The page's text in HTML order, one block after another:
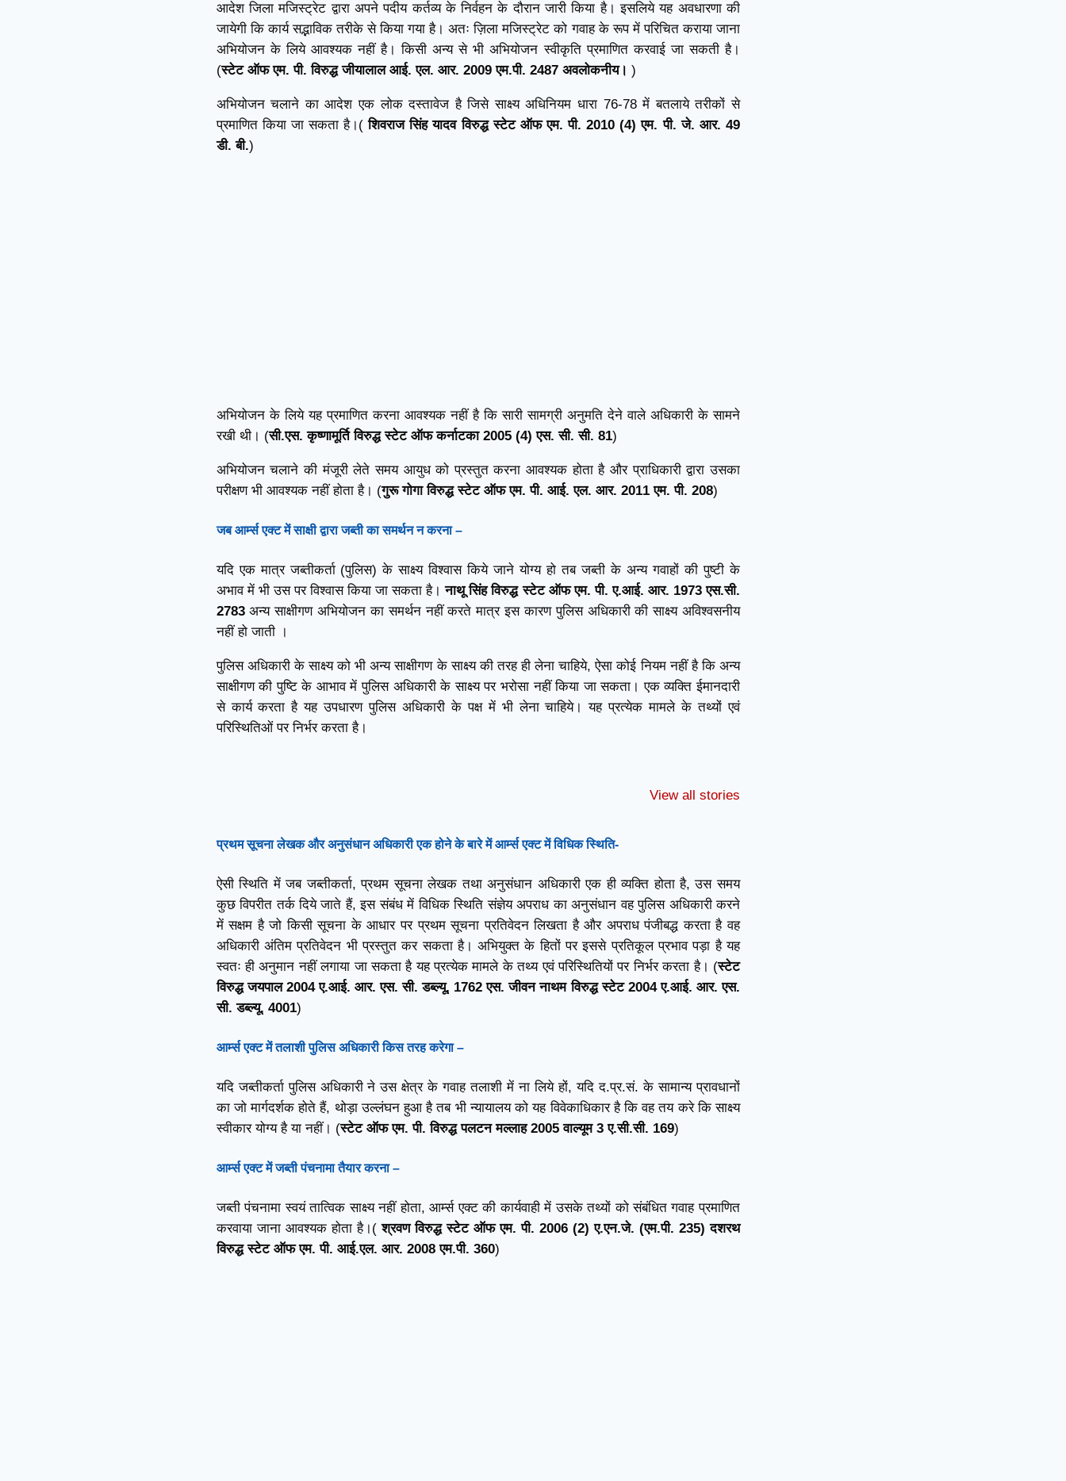
आदेश जिला मजिस्ट्रेट द्वारा अपने पदीय कर्तव्य के निर्वहन के दौरान जारी किया है। इसलिये यह अवधारणा की
जायेगी कि कार्य सद्भाविक तरीके से किया गया है। अतः ज़िला मजिस्ट्रेट को गवाह के रूप में परिचित कराया जाना
अभियोजन के लिये आवश्यक नहीं है। किसी अन्य से भी अभियोजन स्वीकृति प्रमाणित करवाई जा सकती है।
(स्टेट ऑफ एम. पी. विरुद्ध जीयालाल आई. एल. आर. 2009 एम.पी. 2487 अवलोकनीय। )
अभियोजन चलाने का आदेश एक लोक दस्तावेज है जिसे साक्ष्य अधिनियम धारा 76-78 में बतलाये तरीकों से
प्रमाणित किया जा सकता है।( शिवराज सिंह यादव विरुद्ध स्टेट ऑफ एम. पी. 2010 (4) एम. पी. जे. आर. 49
डी. बी.)
अभियोजन के लिये यह प्रमाणित करना आवश्यक नहीं है कि सारी सामग्री अनुमति देने वाले अधिकारी के सामने
रखी थी। (सी.एस. कृष्णामूर्ति विरुद्ध स्टेट ऑफ कर्नाटका 2005 (4) एस. सी. सी. 81)
अभियोजन चलाने की मंजूरी लेते समय आयुध को प्रस्तुत करना आवश्यक होता है और प्राधिकारी द्वारा उसका
परीक्षण भी आवश्यक नहीं होता है। (गुरू गोगा विरुद्ध स्टेट ऑफ एम. पी. आई. एल. आर. 2011 एम. पी. 208)
जब आर्म्स एक्ट मेंसाक्षी द्वारा जब्ती का समर्थन न करना –
यदि एक मात्र जब्तीकर्ता (पुलिस) के साक्ष्य विश्वास किये जाने योग्य हो तब जब्ती के अन्य गवाहों की पुष्टी के
अभाव में भी उस पर विश्वास किया जा सकता है।नाथू सिंह विरुद्ध स्टेट ऑफ एम. पी. ए.आई. आर. 1973 एस.सी.
2783अन्य साक्षीगण अभियोजन का समर्थन नहीं करते मात्र इस कारण पुलिस अधिकारी की साक्ष्य अविश्वसनीय
नहीं हो जाती ।
पुलिस अधिकारी के साक्ष्य को भी अन्य साक्षीगण के साक्ष्य की तरह ही लेना चाहिये, ऐसा कोई नियम नहीं है कि अन्य
साक्षीगण की पुष्टि के आभाव में पुलिस अधिकारी के साक्ष्य पर भरोसा नहीं किया जा सकता। एक व्यक्ति ईमानदारी
से कार्य करता है यह उपधारण पुलिस अधिकारी के पक्ष में भी लेना चाहिये। यह प्रत्येक मामले के तथ्यों एवं
परिस्थितिओं पर निर्भर करता है।
View all stories
क्या है ?
प्रथम सूचना लेखक और अनुसंधान अधिकारी एक होने के बारे में आर्म्स एक्ट में विधिक स्थिति-
ऐसी स्थिति में जब जब्तीकर्ता, प्रथम सूचना लेखक तथा अनुसंधान अधिकारी एक ही व्यक्ति होता है, उस समय
कुछ विपरीत तर्क दिये जाते हैं, इस संबंध में विधिक स्थिति संज्ञेय अपराध का अनुसंधान वह पुलिस अधिकारी करने
में सक्षम है जो किसी सूचना के आधार पर प्रथम सूचना प्रतिवेदन लिखता है और अपराध पंजीबद्ध करता है वह
अधिकारी अंतिम प्रतिवेदन भी प्रस्तुत कर सकता है। अभियुक्त के हितों पर इससे प्रतिकूल प्रभाव पड़ा है यह
स्वतः ही अनुमान नहीं लगाया जा सकता है यह प्रत्येक मामले के तथ्य एवं परिस्थितियों पर निर्भर करता है। (स्टेट
विरुद्ध जयपाल 2004 ए.आई. आर. एस. सी. डब्ल्यू, 1762 एस. जीवन नाथम विरुद्ध स्टेट 2004 ए.आई. आर. एस.
सी. डब्ल्यू. 4001)
आर्म्स एक्ट मेंतलाशी पुलिस अधिकारीकिस तरह करेगा–
यदि जब्तीकर्ता पुलिस अधिकारी ने उस क्षेत्र के गवाह तलाशी में ना लिये हों, यदि द.प्र.सं. के सामान्य प्रावधानों
का जो मार्गदर्शक होते हैं, थोड़ा उल्लंघन हुआ है तब भी न्यायालय को यह विवेकाधिकार है कि वह तय करे कि साक्ष्य
स्वीकार योग्य है या नहीं। (स्टेट ऑफ एम. पी. विरुद्ध पलटन मल्लाह 2005 वाल्यूम 3 ए.सी.सी. 169)
आर्म्स एक्टमेंजब्ती पंचनामातैयार करना –
जब्ती पंचनामा स्वयं तात्विक साक्ष्य नहीं होता, आर्म्स एक्ट की कार्यवाही में उसके तथ्यों को संबंधित गवाह प्रमाणित
करवाया जाना आवश्यक होता है।(श्रवण विरुद्ध स्टेट ऑफ एम. पी. 2006 (2) ए.एन.जे. (एम.पी. 235) दशरथ
विरुद्ध स्टेट ऑफ एम. पी. आई.एल. आर. 2008 एम.पी. 360)